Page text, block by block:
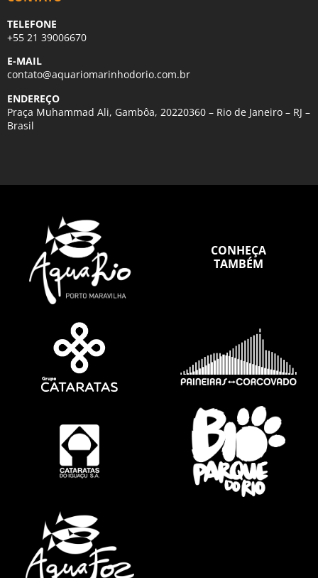
TELEFONE
+55 21 39006670
E-MAIL
contato@aquariomarinhodorio.com.br
ENDEREÇO
Praça Muhammad Ali, Gambôa, 20220360 – Rio de Janeiro – RJ –
Brasil
CONHEÇA
TAMBÉM